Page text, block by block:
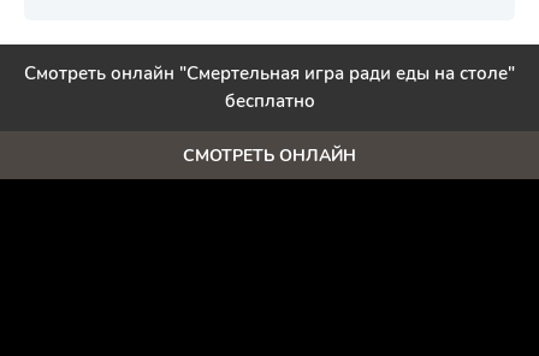
Смотреть онлайн "Смертельная игра ради еды на столе"
бесплатно
СМОТРЕТЬ ОНЛАЙН